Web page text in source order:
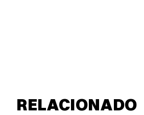
RELACIONADO